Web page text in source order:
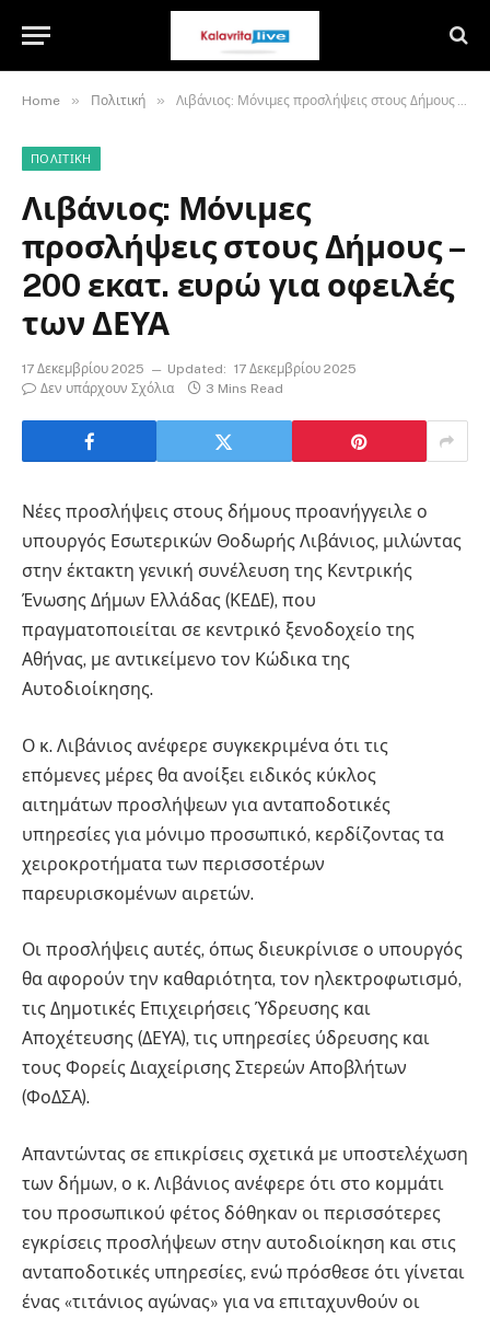
Home » Πολιτική » Λιβάνιος: Μόνιμες προσλήψεις στους Δήμους – 200 εκατ. ευρώ για οφειλές των ΔΕΥΑ
ΠΟΛΙΤΙΚΉ
Λιβάνιος: Μόνιμες
προσλήψεις στους Δήμους –
200 εκατ. ευρώ για οφειλές
των ΔΕΥΑ
17 Δεκεμβρίου 2025 Updated: 17 Δεκεμβρίου 2025
Δεν υπάρχουν Σχόλια
3 Mins Read
Νέες προσλήψεις στους δήμους προανήγγειλε ο
υπουργός Εσωτερικών Θοδωρής Λιβάνιος, μιλώντας
στην έκτακτη γενική συνέλευση της Κεντρικής
Ένωσης Δήμων Ελλάδας (ΚΕΔΕ), που
πραγματοποιείται σε κεντρικό ξενοδοχείο της
Αθήνας, με αντικείμενο τον Κώδικα της
Αυτοδιοίκησης.
Ο κ. Λιβάνιος ανέφερε συγκεκριμένα ότι τις
επόμενες μέρες θα ανοίξει ειδικός κύκλος
αιτημάτων προσλήψεων για ανταποδοτικές
υπηρεσίες για μόνιμο προσωπικό, κερδίζοντας τα
χειροκροτήματα των περισσοτέρων
παρευρισκομένων αιρετών.
Οι προσλήψεις αυτές, όπως διευκρίνισε ο υπουργός
θα αφορούν την καθαριότητα, τον ηλεκτροφωτισμό,
τις Δημοτικές Επιχειρήσεις Ύδρευσης και
Αποχέτευσης (ΔΕΥΑ), τις υπηρεσίες ύδρευσης και
τους Φορείς Διαχείρισης Στερεών Αποβλήτων
(ΦοΔΣΑ).
Απαντώντας σε επικρίσεις σχετικά με υποστελέχωση
των δήμων, ο κ. Λιβάνιος ανέφερε ότι στο κομμάτι
του προσωπικού φέτος δόθηκαν οι περισσότερες
εγκρίσεις προσλήψεων στην αυτοδιοίκηση και στις
ανταποδοτικές υπηρεσίες, ενώ πρόσθεσε ότι γίνεται
ένας «τιτάνιος αγώνας» για να επιταχυνθούν οι